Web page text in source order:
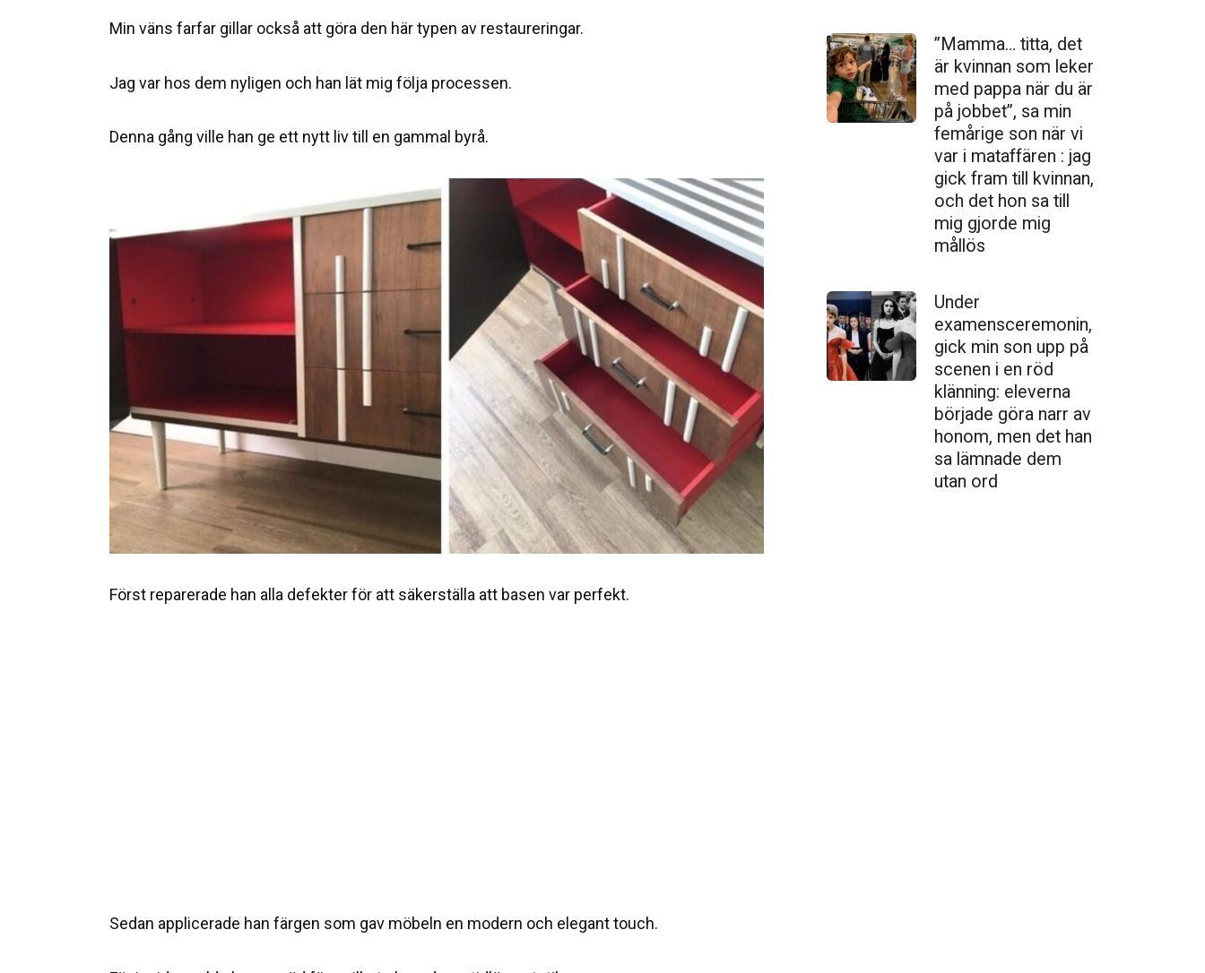
Min väns farfar gillar också att göra den här typen av restaureringar.
Jag var hos dem nyligen och han lät mig följa processen.
Denna gång ville han ge ett nytt liv till en gammal byrå.
Först reparerade han alla defekter för att säkerställa att basen var perfekt.
Sedan applicerade han färgen som gav möbeln en modern och elegant touch.
”Mamma… titta, det
är kvinnan som leker
med pappa när du är
på jobbet”, sa min
femårige son när vi
var i mataffären : jag
gick fram till kvinnan,
och det hon sa till
mig gjorde mig
mållös
Under
examensceremonin,
gick min son upp på
scenen i en röd
klänning: eleverna
började göra narr av
honom, men det han
sa lämnade dem
utan ord